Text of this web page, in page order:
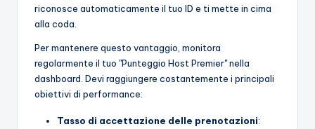
riconosce automaticamente il tuo ID e ti mette in cima
alla coda.
Per mantenere questo vantaggio, monitora
regolarmente il tuo "Punteggio Host Premier" nella
dashboard. Devi raggiungere costantemente i principali
obiettivi di performance:
Tasso di accettazione delle prenotazioni: